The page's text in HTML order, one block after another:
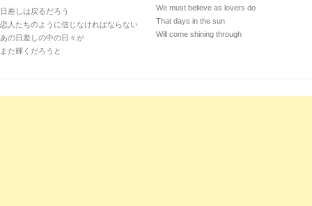
日差しは戻るだろう
恋人たちのように信じなければならない
あの日差しの中の日々が
また輝くだろうと
We must believe as lovers do
That days in the sun
Will come shining through